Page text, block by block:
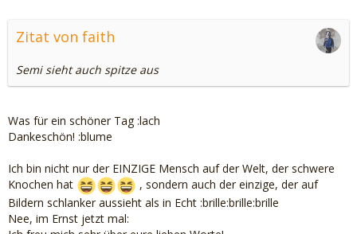
Zitat von faith
Semi sieht auch spitze aus
Was für ein schöner Tag :lach
Dankeschön! :blume
Ich bin nicht nur der EINZIGE Mensch auf der Welt, der schwere
Knochen hat
, sondern auch der einzige, der auf
Bildern schlanker aussieht als in Echt :brille:brille:brille
Nee, im Ernst jetzt mal: